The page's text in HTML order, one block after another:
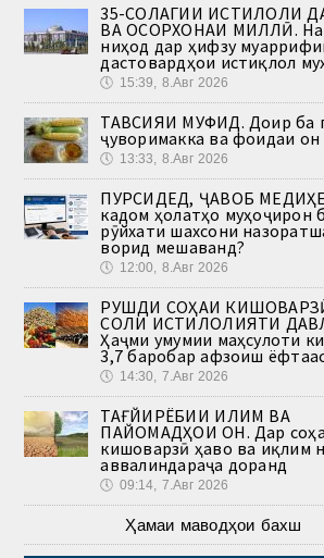
35-СОЛАГИИ ИСТИҚЛОЛИ
ВА ОСОРХОНАИ МИЛЛӢ.
ниҳод дар ҳифзу
дастовардҳои истиқлол
🕔 15:39, 8.Авг 2026
ТАВСИЯИ МУФИД. Доир ба
ҷуворимакка ва фоидаи он
🕔 13:33, 8.Авг 2026
ПУРСИДЕД, ҶАВОБ
кадом ҳолатҳо муҳоҷирон
рӯйхати шахсони
ворид мешаванд?
🕔 12:00, 8.Авг 2026
РУШДИ СОҲАИ
СОЛИ ИСТИҚЛОЛИЯТИ
Ҳаҷми умумии маҳсулоти
3,7 баробар афзоиш
🕔 14:30, 7.Авг 2026
ТАҒЙИРЁБИИ ИҚЛИМ ВА
ПАЙОМАДҲОИ ОН. Дар
кишоварзӣ ҳаво ва иқлим
аввалиндараҷа доранд
🕔 09:14, 7.Авг 2026
Ҳамаи маводҳои бахш